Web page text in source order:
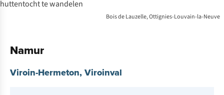
Bois de Lauzelle, Ottignies-Louvain-la-Neuve
Namur
Viroin-Hermeton, Viroinval